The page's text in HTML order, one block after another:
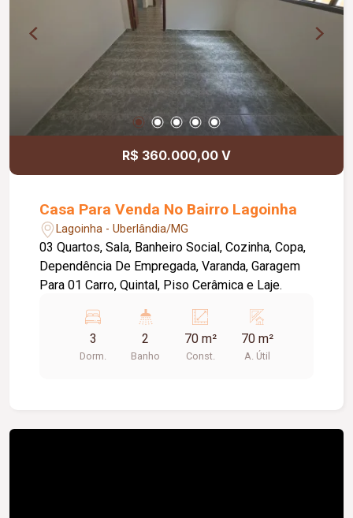
construção: 2007; Última reforma: 2020 (pintura);
Imóvel muito bem conservado.
R$ 360.000,00 V
Casa Para Venda No Bairro Lagoinha
Lagoinha - Uberlândia/MG
03 Quartos, Sala, Banheiro Social, Cozinha, Copa,
Dependência De Empregada, Varanda, Garagem
Para 01 Carro, Quintal, Piso Cerâmica e Laje.
3
Dorm.
2
Banho
70 m²
Const.
70 m²
A. Útil